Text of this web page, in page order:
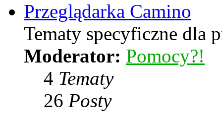
Przeglądarka Camino
Tematy specyficzne dla
Moderator: Pomocy?!
4 Tematy
26 Posty